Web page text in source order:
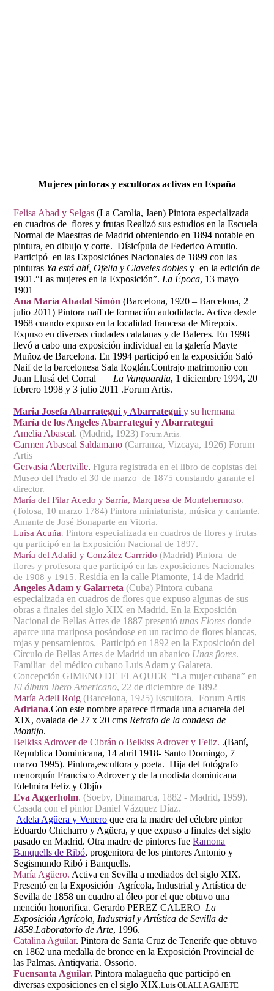
Mujeres pintoras y escultoras activas en España
Felisa Abad y Selgas (La Carolia, Jaen) Pintora especializada
en cuadros de flores y frutas Realizó sus estudios en la Escuela
Normal de Maestras de Madrid obteniendo en 1894 notable en
pintura, en dibujo y corte. Dísicípula de Federico Amutio.
Participó en las Exposiciónes Nacionales de 1899 con las
pinturas Ya está ahí, Ofelia y Claveles dobles y en la edición de
1901.“Las mujeres en la Exposición”. La Época, 13 mayo
1901
Ana María Abadal Simón (Barcelona, 1920 – Barcelona, 2
julio 2011) Pintora naïf de formación autodidacta. Activa desde
1968 cuando expuso en la localidad francesa de Mirepoix.
Expuso en diversas ciudades catalanas y de Baleres. En 1998
llevó a cabo una exposición individual en la galería Mayte
Muñoz de Barcelona. En 1994 participó en la exposición Saló
Naif de la barcelonesa Sala Roglán.Contrajo matrimonio con
Juan Llusá del Corral La Vanguardia, 1 diciembre 1994, 20
febrero 1998 y 3 julio 2011 .Forum Artis.
Maria Josefa Abarrategui y Abarrategui y su hermana
María de los Angeles Abarrategui y Abarrategui
Amelia Abascal. (Madrid, 1923)Forum Artis.
Carmen Abascal Saldamano (Carranza, Vizcaya, 1926) Forum
Artis
Gervasia Abertville.Figura registrada en el libro de copistas del
Museo del Prado el 30 de marzo de 1875 constando garante el
director.
María del Pilar Acedo y Sarría, Marquesa de Montehermoso.
(Tolosa, 10 marzo 1784) Pintora miniaturista, música y cantante.
Amante de José Bonaparte en Vitoria.
Luisa Acuña. Pintora especializada en cuadros de flores y frutas
qu participó en la Exposición Nacional de 1897.
María del Adalid y Conzález Garrrido(Madrid) Pintora de
flores y profesora que participó en las exposiciones Nacionales
de 1908 y 1915.Residía en la calle Piamonte, 14 de Madrid
Angeles Adam y Galarreta (Cuba) Pintora cubana
especializada en cuadros de flores que expuso algunas de sus
obras a finales del siglo XIX en Madrid. En la Exposición
Nacional de Bellas Artes de 1887 presentó unas Flores donde
aparce una mariposa posándose en un racimo de flores blancas,
rojas y pensamientos. Participó en 1892 en la Exposicioón del
Círculo de Bellas Artes de Madrid un abanico Unas flores.
Familiar del médico cubano Luis Adam y Galareta.
Concepción GIMENO DE FLAQUER “La mujer cubana” en
El álbum Ibero Americano, 22 de diciembre de 1892
María Adell Roig (Barcelona, 1925) Escultora. Forum Artis
Adriana.Con este nombre aparece firmada una acuarela del
XIX, ovalada de 27 x 20 cms Retrato de la condesa de
Montijo.
Belkiss Adrover de Cibrán o Belkiss Adrover y Feliz. .(Baní,
Republica Dominicana, 14 abril 1918- Santo Domingo, 7
marzo 1995). Pintora,escultora y poeta. Hija del fotógrafo
menorquín Francisco Adrover y de la modista dominicana
Edelmira Feliz y Objío
Eva Aggerholm. (Soeby, Dinamarca, 1882 - Madrid, 1959).
Casada con el pintor Daniel Vázquez Díaz.
Adela Agüera y Venero que era la madre del célebre pintor
Eduardo Chicharro y Agüera, y que expuso a finales del siglo
pasado en Madrid. Otra madre de pintores fueRamona
Banquells de Ribó,progenitora de los pintores Antonio y
Segismundo Ribó i Banquells.
María Agüero. Activa en Sevilla a mediados del siglo XIX.
Presentó en la Exposición Agrícola, Industrial y Artística de
Sevilla de 1858 un cuadro al óleo por el que obtuvo una
mención honorifica. Gerardo PEREZ CALERO La
Exposición Agrícola, Industrial y Artística de Sevilla de
1858.Laboratorio de Arte, 1996.
Catalina Aguilar. Pintora de Santa Cruz de Tenerife que obtuvo
en 1862 una medalla de bronce en la Exposición Provincial de
las Palmas. Antiqvaria. Ossorio.
Fuensanta Aguilar. Pintora malagueña que participó en
diversas exposiciones en el siglo XIX.Luis OLALLA GAJETE